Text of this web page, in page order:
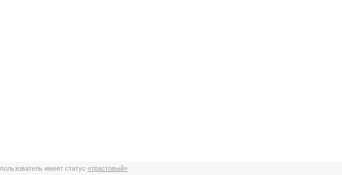
пользователь имеет статус«трастовый»